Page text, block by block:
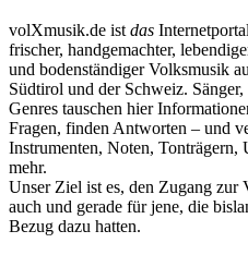
volXmusik.de istdas
frischer, handgemachter,
und bodenständiger Volksmusik
Südtirol und der Schweiz.
Genres tauschen hier
Fragen, finden Antworten – und
Instrumenten, Noten,
mehr.
Unser Ziel ist es, den Zugang
auch und gerade für jene, die
Bezug dazu hatten.